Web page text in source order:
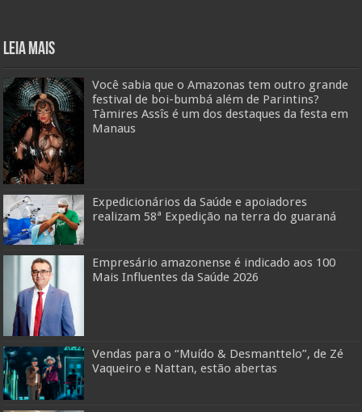
Leia mais
Você sabia que o Amazonas tem outro grande
festival de boi-bumbá além de Parintins?
Tàmires Assîs é um dos destaques da festa em
Manaus
Expedicionários da Saúde e apoiadores
realizam 58ª Expedição na terra do guaraná
Empresário amazonense é indicado aos 100
Mais Influentes da Saúde 2026
Vendas para o “Muído & Desmanttelo”, de Zé
Vaqueiro e Nattan, estão abertas